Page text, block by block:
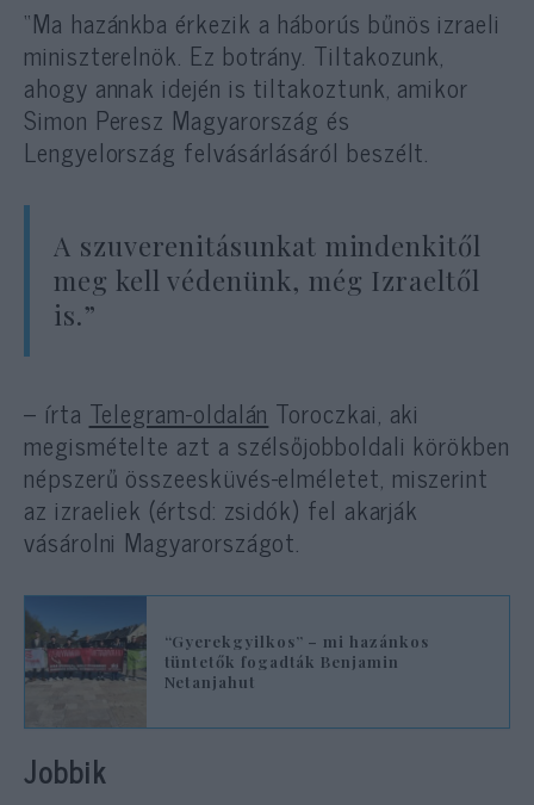
“Ma hazánkba érkezik a háborús bűnös izraeli
miniszterelnök. Ez botrány. Tiltakozunk,
ahogy annak idején is tiltakoztunk, amikor
Simon Peresz Magyarország és
Lengyelország felvásárlásáról beszélt.
A szuverenitásunkat mindenkitől
meg kell védenünk, még Izraeltől
is.”
– írta Telegram-oldalán Toroczkai, aki
megismételte azt a szélsőjobboldali körökben
népszerű összeesküvés-elméletet, miszerint
az izraeliek (értsd: zsidók) fel akarják
vásárolni Magyarországot.
“Gyerekgyilkos” – mi hazánkos
tüntetők fogadták Benjamin
Netanjahut
Jobbik